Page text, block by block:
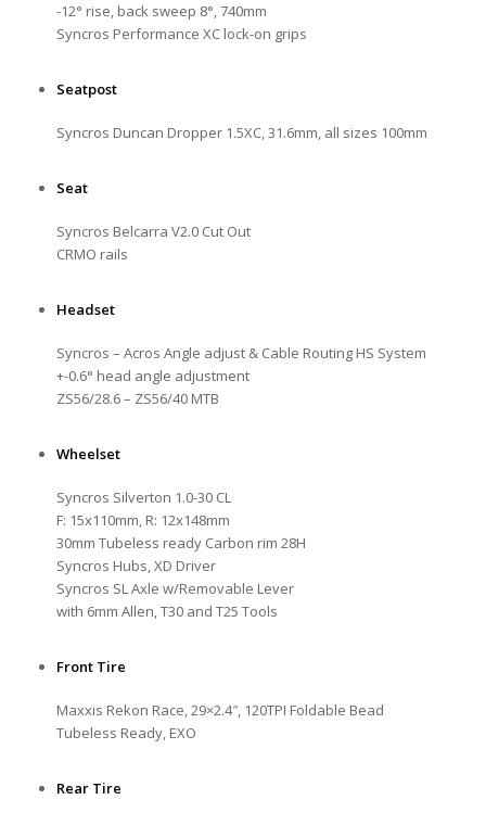
-12° rise, back sweep 8°, 740mm
Syncros Performance XC lock-on grips
Seatpost
Syncros Duncan Dropper 1.5XC, 31.6mm, all sizes 100mm
Seat
Syncros Belcarra V2.0 Cut Out
CRMO rails
Headset
Syncros – Acros Angle adjust & Cable Routing HS System
+-0.6° head angle adjustment
ZS56/28.6 – ZS56/40 MTB
Wheelset
Syncros Silverton 1.0-30 CL
F: 15x110mm, R: 12x148mm
30mm Tubeless ready Carbon rim 28H
Syncros Hubs, XD Driver
Syncros SL Axle w/Removable Lever
with 6mm Allen, T30 and T25 Tools
Front Tire
Maxxis Rekon Race, 29×2.4″, 120TPI Foldable Bead
Tubeless Ready, EXO
Rear Tire